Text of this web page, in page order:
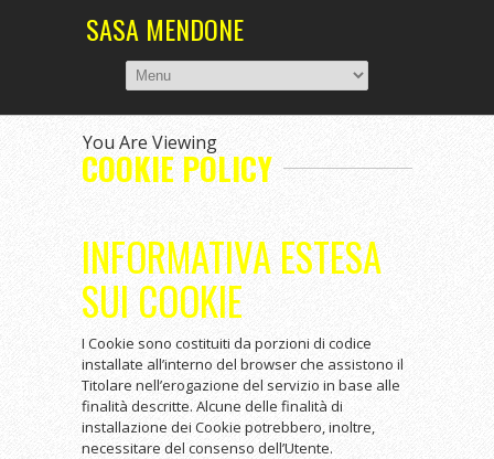
SASA MENDONE
You Are Viewing
COOKIE POLICY
INFORMATIVA ESTESA
SUI COOKIE
I Cookie sono costituiti da porzioni di codice
installate all’interno del browser che assistono il
Titolare nell’erogazione del servizio in base alle
finalità descritte. Alcune delle finalità di
installazione dei Cookie potrebbero, inoltre,
necessitare del consenso dell’Utente.